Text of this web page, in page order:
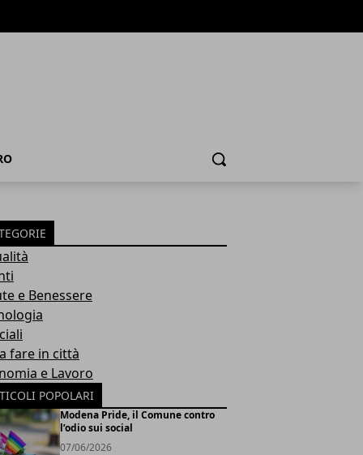
Cerca
e Benessere
fare in città
e Lavoro
POPOLARI
Modena Pride, il Comune contro
l’odio sui social
07/06/2026